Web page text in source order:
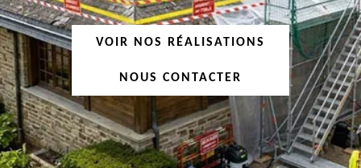
VOIR NOS RÉALISATIONS
NOUS CONTACTER